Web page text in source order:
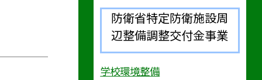
防衛省特定防衛施設周
辺整備調整交付金事業
学校環境整備